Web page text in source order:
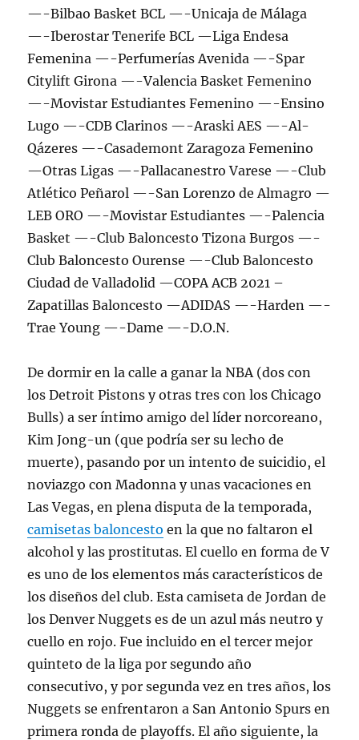
—-Bilbao Basket BCL —-Unicaja de Málaga
—-Iberostar Tenerife BCL —Liga Endesa
Femenina —-Perfumerías Avenida —-Spar
Citylift Girona —-Valencia Basket Femenino
—-Movistar Estudiantes Femenino —-Ensino
Lugo —-CDB Clarinos —-Araski AES —-Al-
Qázeres —-Casademont Zaragoza Femenino
—Otras Ligas —-Pallacanestro Varese —-Club
Atlético Peñarol —-San Lorenzo de Almagro —
LEB ORO —-Movistar Estudiantes —-Palencia
Basket —-Club Baloncesto Tizona Burgos —-
Club Baloncesto Ourense —-Club Baloncesto
Ciudad de Valladolid —COPA ACB 2021 –
Zapatillas Baloncesto —ADIDAS —-Harden —-
Trae Young —-Dame —-D.O.N.
De dormir en la calle a ganar la NBA (dos con
los Detroit Pistons y otras tres con los Chicago
Bulls) a ser íntimo amigo del líder norcoreano,
Kim Jong-un (que podría ser su lecho de
muerte), pasando por un intento de suicidio, el
noviazgo con Madonna y unas vacaciones en
Las Vegas, en plena disputa de la temporada,
camisetas baloncesto en la que no faltaron el
alcohol y las prostitutas. El cuello en forma de V
es uno de los elementos más característicos de
los diseños del club. Esta camiseta de Jordan de
los Denver Nuggets es de un azul más neutro y
cuello en rojo. Fue incluido en el tercer mejor
quinteto de la liga por segundo año
consecutivo, y por segunda vez en tres años, los
Nuggets se enfrentaron a San Antonio Spurs en
primera ronda de playoffs. El año siguiente, la